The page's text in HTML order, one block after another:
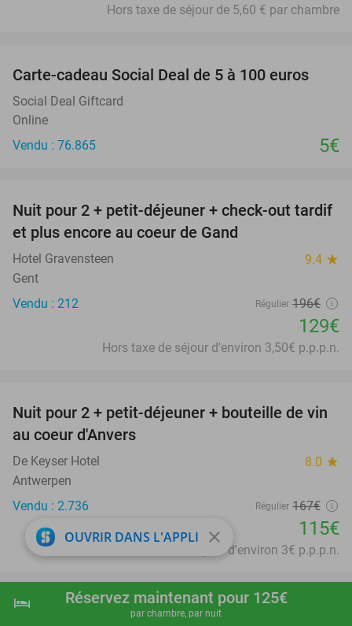
shopping_cart Réserver maintenant
hotel Réservez maintenant pour 125€
par chambre, par nuit
Hors taxe de séjour de 5,60 € par chambre
Carte-cadeau Social Deal de 5 à 100 euros
Social Deal Giftcard
Online
Vendu : 76.865
5€
34%
Nuit pour 2 + petit-déjeuner + check-out tardif
et plus encore au coeur de Gand
Hotel Gravensteen 9.4 star
Gent
Vendu : 212
Régulier 196€
129€
Hors taxe de séjour d'environ 3,50€ p.p.p.n.
31%
Nuit pour 2 + petit-déjeuner + bouteille de vin
au coeur d'Anvers
De Keyser Hotel 8.0 star
Antwerpen
Vendu : 2.736
Régulier 167€
115€
Hors taxe de séjour d'environ 3€ p.p.p.n.
Nuit pour 2 + évtl. petit-déjeuner à Bruxelles
OUVRIR DANS L'APPLI close